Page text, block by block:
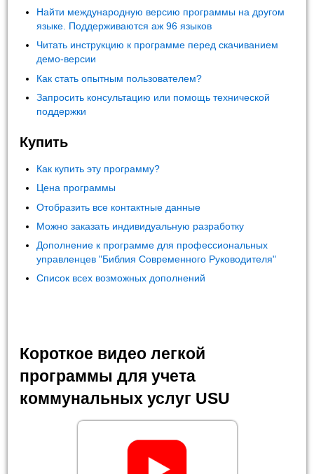
Найти международную версию программы на другом
языке. Поддерживаются аж 96 языков
Читать инструкцию к программе перед скачиванием
демо-версии
Как стать опытным пользователем?
Запросить консультацию или помощь технической
поддержки
Купить
Как купить эту программу?
Цена программы
Отобразить все контактные данные
Можно заказать индивидуальную разработку
Дополнение к программе для профессиональных
управленцев "Библия Современного Руководителя"
Список всех возможных дополнений
Короткое видео легкой
программы для учета
коммунальных услуг USU